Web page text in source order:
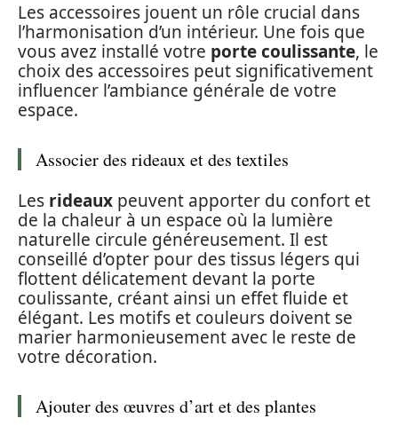
Les accessoires jouent un rôle crucial dans
l’harmonisation d’un intérieur. Une fois que
vous avez installé votre porte coulissante, le
choix des accessoires peut significativement
influencer l’ambiance générale de votre
espace.
Associer des rideaux et des textiles
Les rideaux peuvent apporter du confort et
de la chaleur à un espace où la lumière
naturelle circule généreusement. Il est
conseillé d’opter pour des tissus légers qui
flottent délicatement devant la porte
coulissante, créant ainsi un effet fluide et
élégant. Les motifs et couleurs doivent se
marier harmonieusement avec le reste de
votre décoration.
Ajouter des œuvres d’art et des plantes